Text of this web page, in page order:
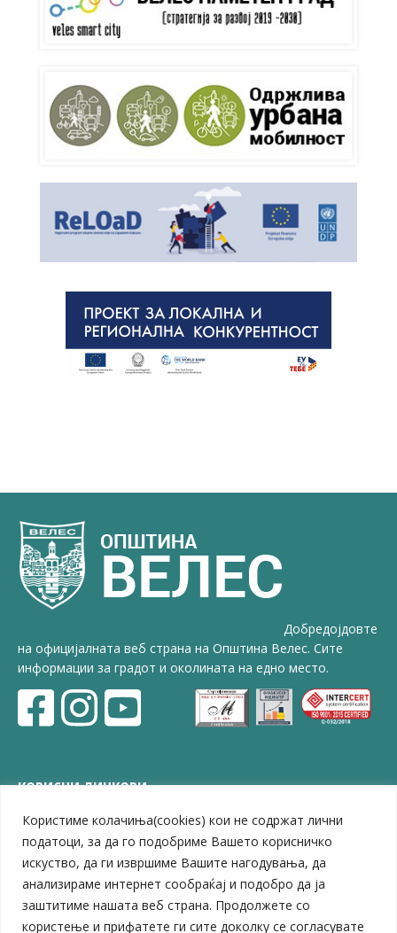
Користиме колачиња(cookies) кои не содржат лични
податоци, за да го подобриме Вашето корисничко
искуство, да ги извршиме Вашите нагодувања, да
анализираме интернет сообраќај и подобро да ја
заштитиме нашата веб страна. Продолжете со
користење и прифатете ги сите доколку се согласувате
Добредојдовте
на официјалната веб страна на Општина Велес. Сите
информации за градот и околината на едно место.
КОРИСНИ ЛИНКОВИ
ЗЕЛС – Заедница на единиците на локална самоуправа
Центар за развој на Вардарски плански регион
Јавно комунално претпријатие „Дервен“
ЈПССО „Парк – спорт и паркинзи“
ЛБ „Гоце Делчев“
ЛУ „Народен Музеј“